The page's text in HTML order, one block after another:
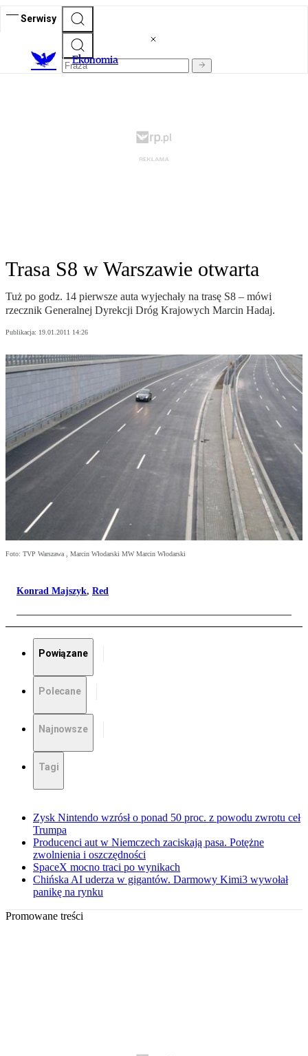
Serwisy
Ekonomia
Trasa S8 w Warszawie otwarta
Tuż po godz. 14 pierwsze auta wyjechały na trasę S8 – mówi
rzecznik Generalnej Dyrekcji Dróg Krajowych Marcin Hadaj.
Publikacja: 19.01.2011 14:26
Foto: TVP Warszawa , Marcin Włodarski MW Marcin Włodarski
Konrad Majszyk, Red
Powiązane
Polecane
Najnowsze
Tagi
Zysk Nintendo wzrósł o ponad 50 proc. z powodu zwrotu ceł
Trumpa
Producenci aut w Niemczech zaciskają pasa. Potężne
zwolnienia i oszczędności
SpaceX mocno traci po wynikach
Chińska AI uderza w gigantów. Darmowy Kimi3 wywołał
panikę na rynku
Promowane treści